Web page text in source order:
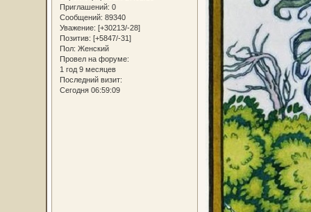
Приглашений: 0
Сообщений: 89340
Уважение: [+30213/-28]
Позитив: [+5847/-31]
Пол: Женский
Провел на форуме:
1 год 9 месяцев
Последний визит:
Сегодня 06:59:09